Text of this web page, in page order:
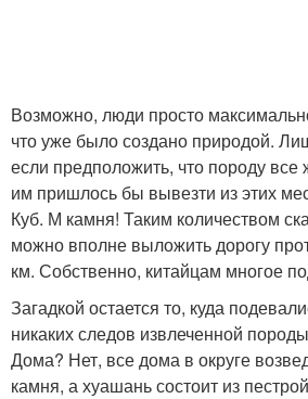
Возможно, люди просто
что уже было создано природой.
если предположить, что породу
им пришлось бы вывезти из этих
Куб. М камня! Таким количеством
можно вполне выложить дорогу
км. Собственно, китайцам многое
Загадкой остается то, куда
никаких следов извлеченной
Дома? Нет, все дома в округе
камня, а хуашань состоит из